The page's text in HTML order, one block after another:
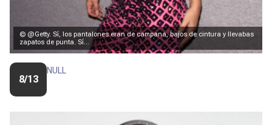
© @Getty. Sí, los pantalones eran de campana, bajos de cintura y llevabas
zapatos de punta. Sí...
8/13
NULL